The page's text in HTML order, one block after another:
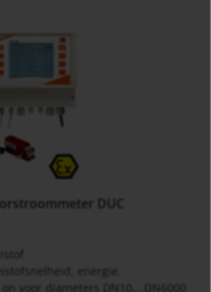
DUC
energie.
on voor diameters DN10….DN6000